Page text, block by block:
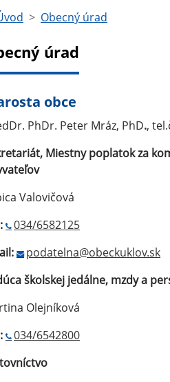
Obecný úrad
úrad
obce
PhDr. Peter Mráz, PhD.,
Miestny poplatok za
Valovičová
034/6582125
podatelna@obeckuklov.sk
školskej jedálne, mzdy a
Olejníková
034/6542800